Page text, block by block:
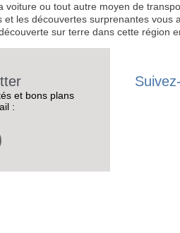
voiture ou tout autre moyen de
les découvertes surprenantes
sur terre dans cette région
et bons plans
: